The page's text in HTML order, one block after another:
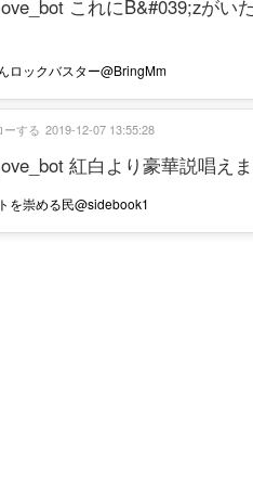
これにB&#039;zが
ロックバスター@BringMm
紅白より豪華説唱え
を崇める民@sidebook1
ーする 2019-12-07 13:55:28